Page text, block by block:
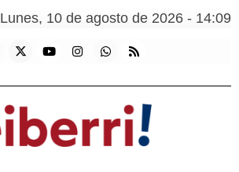
Lunes, 10 de agosto de 2026 - 14:09